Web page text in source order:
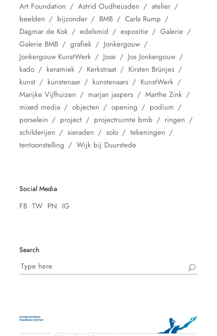
Art Foundation
Astrid Oudheusden
atelier
beelden
bijzonder BMB
Carla Rump
Dagmar de Kok
edelsmid expositie
Galerie
Galerie BMB
grafiek
Jonkergouw
Jonkergouw KunstWerk
Jose
Jos Jonkergouw
kado
keramiek Kerkstraat
Kirsten Brünjes
kunst
kunstenaar kunstenaars
KunstWerk
Marijke Vijfhuizen
marjan jaspers
Marthe Zink
mixed media
objecten opening
podium
porselein
project projectruimte bmb
ringen
schilderijen
sieraden solo
tekeningen
tentoonstelling
Wijk bij Duurstede
Social Media
FB TW PN IG
Search
Search
for: